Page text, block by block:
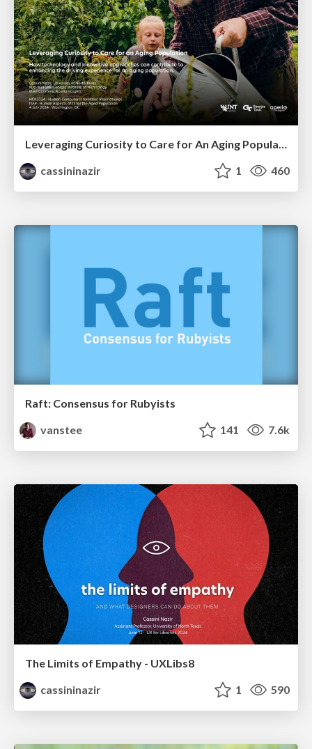
Leveraging Curiosity to Care for An Aging Population
cassininazir
1 460
Raft: Consensus for Rubyists
vanstee
141 7.6k
The Limits of Empathy - UXLibs8
cassininazir
1 590